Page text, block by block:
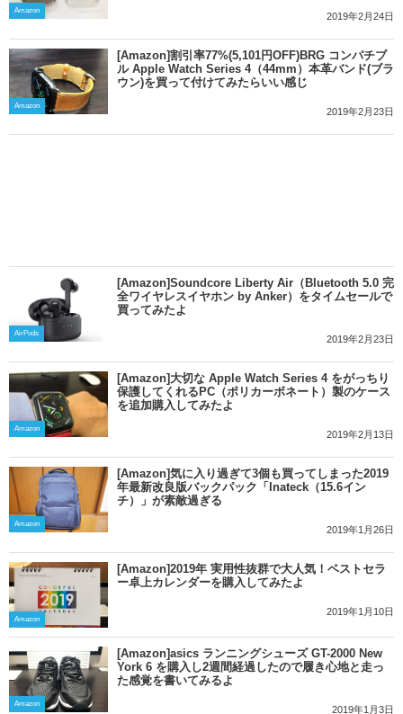
Amazon
2019年2月24日
Amazon
[Amazon]割引率77%(5,101円OFF)BRG コンパチブ
ル Apple Watch Series 4（44mm）本革バンド(ブラ
ウン)を買って付けてみたらいい感じ
2019年2月23日
AirPods
[Amazon]Soundcore Liberty Air（Bluetooth 5.0 完
全ワイヤレスイヤホン by Anker）をタイムセールで
買ってみたよ
2019年2月23日
Amazon
[Amazon]大切な Apple Watch Series 4 をがっちり
保護してくれるPC（ポリカーボネート）製のケース
を追加購入してみたよ
2019年2月13日
Amazon
[Amazon]気に入り過ぎて3個も買ってしまった2019
年最新改良版バックパック「Inateck（15.6イン
チ）」が素敵過ぎる
2019年1月26日
Amazon
[Amazon]2019年 実用性抜群で大人気！ベストセラ
ー卓上カレンダーを購入してみたよ
2019年1月10日
Amazon
[Amazon]asics ランニングシューズ GT-2000 New
York 6 を購入し2週間経過したので履き心地と走っ
た感覚を書いてみるよ
2019年1月3日